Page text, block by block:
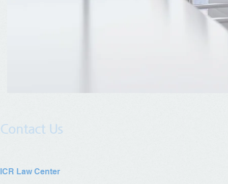
Contact Us
ICR Law Center